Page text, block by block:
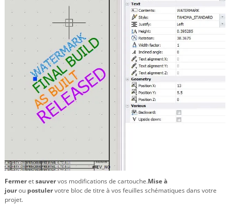
Fermeretsauvervos modifications de cartouche.Mise à
jourou postulervotre bloc de titre à vos feuilles schématiques dans votre
projet.